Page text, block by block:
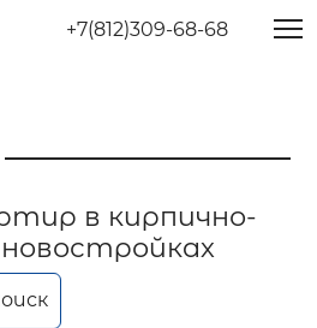
+7(812)309-68-68
в кирпично-